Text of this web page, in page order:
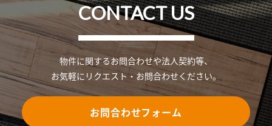
CONTACT US
物件に関するお問合わせや法人契約等、
お気軽にリクエスト・お問合わせください。
お問合わせフォーム